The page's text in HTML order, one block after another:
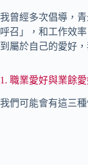
我曾經多次倡導，
呼召」，和工作效
到屬於自己的愛好
1. 職業愛好與業餘
我們可能會有這三種